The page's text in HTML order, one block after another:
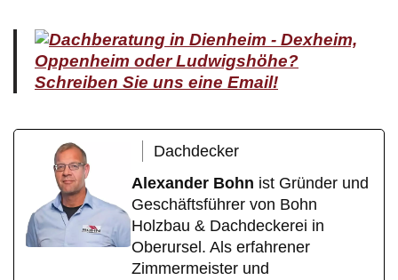
Dachdecker
Alexander Bohn ist Gründer und
Geschäftsführer von Bohn
Holzbau & Dachdeckerei in
Oberursel. Als erfahrener
Zimmermeister und